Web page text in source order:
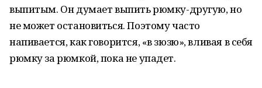
выпитым. Он думает выпить рюмку-другую, но
не может остановиться. Поэтому часто
напивается, как говорится, «в зюзю», вливая в себя
рюмку за рюмкой, пока не упадет.